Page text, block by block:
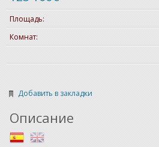
Площадь:
Комнат:
Добавить в закладки
Описание